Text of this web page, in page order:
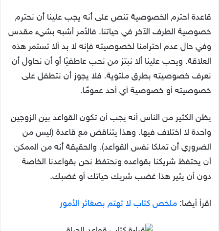
قاعدة احترم الخصوصية تنص على أنه يجب علينا أن نحترم
خصوصية الطرف الآخر في حياتنا. فالأمر أشبه بشيء مقدس
وفي حال عدم احترامنا لخصوصيته فإنه لا بد ألا تستمر هذه
العلاقة. ويحب علينا ألا نبتز من نحب عاطفيًا أو أن نحاول أن
نعرف خصوصيته بطرق ملتوية. فلا يجوز أن نتطفل على
خصوصيته أو خصوصية أي أحد عمومًا.
يظن الكثير من الناس أنه يجب أن تكون القواعد بين الزوجين
واحدة لا اختلاف فيها. وهذا يتناقض مع قاعدة (ليس من
الضروري أن تملكا نفس القواعد). والحقيقة أنه من الممكن
أن يحتفظ شريكنا بقواعده ونحتفظ نحن بقواعدنا الخاصة
دون أن يثير هذا غضب شريك حياتك أو غضبك.
اقرأ أيضا: ملخص كتاب لا تهتم بصغائر الأمور